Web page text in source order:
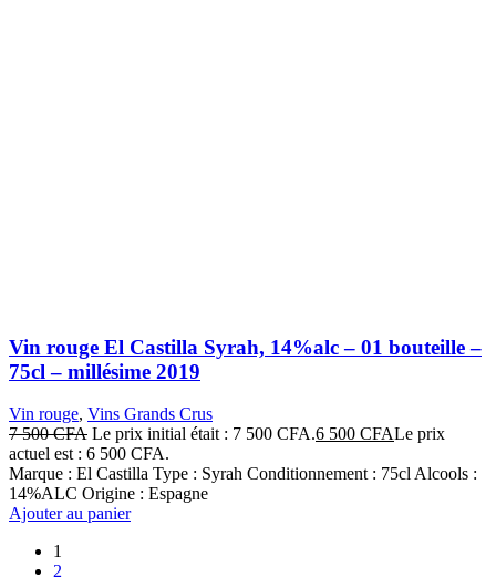
Vin rouge El Castilla Syrah, 14%alc – 01 bouteille –
75cl – millésime 2019
Vin rouge, Vins Grands Crus
7 500CFA Le prix initial était : 7 500 CFA.6 500 CFALe prix
actuel est : 6 500 CFA.
Marque : El Castilla Type : Syrah Conditionnement : 75cl Alcools :
14%ALC Origine : Espagne
Ajouter au panier
1
2